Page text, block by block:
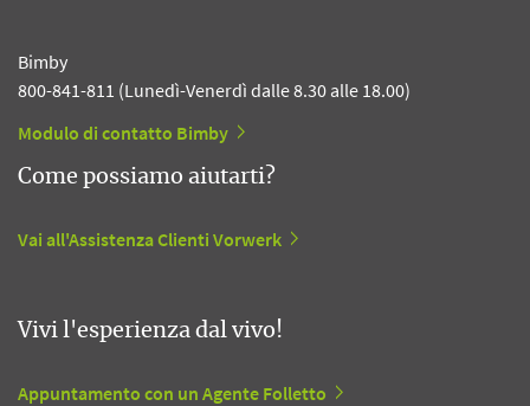
Bimby
800-841-811 (Lunedì-Venerdì dalle 8.30 alle 18.00)
Modulo di contatto Bimby
Come possiamo aiutarti?
Vai all'Assistenza Clienti Vorwerk
Vivi l'esperienza dal vivo!
Appuntamento con un Agente Folletto